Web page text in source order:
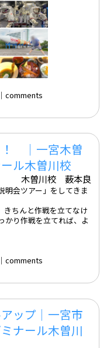
comments
！ ｜一宮木曽
ル木曽川校
木曽川校 薮本良
明会ツアー」をしてきま
きちんと作戦を立てなけ
かり作戦を立てれば、よ
comments
ップ｜一宮市
ナール木曽川